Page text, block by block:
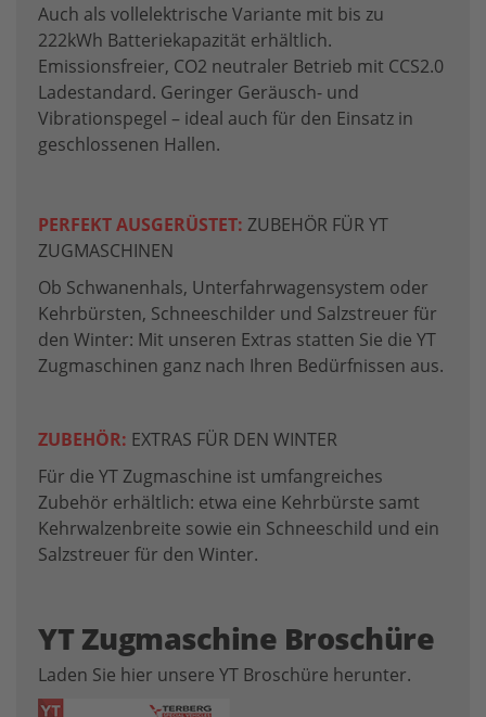
Auch als vollelektrische Variante mit bis zu
222kWh Batteriekapazität erhältlich.
Emissionsfreier, CO2 neutraler Betrieb mit CCS2.0
Ladestandard. Geringer Geräusch- und
Vibrationspegel – ideal auch für den Einsatz in
geschlossenen Hallen.
PERFEKT AUSGERÜSTET: ZUBEHÖR FÜR YT
ZUGMASCHINEN
Ob Schwanenhals, Unterfahrwagensystem oder
Kehrbürsten, Schneeschilder und Salzstreuer für
den Winter: Mit unseren Extras statten Sie die YT
Zugmaschinen ganz nach Ihren Bedürfnissen aus.
ZUBEHÖR: EXTRAS FÜR DEN WINTER
Für die YT Zugmaschine ist umfangreiches
Zubehör erhältlich: etwa eine Kehrbürste samt
Kehrwalzenbreite sowie ein Schneeschild und ein
Salzstreuer für den Winter.
YT Zugmaschine Broschüre
Laden Sie hier unsere YT Broschüre herunter.